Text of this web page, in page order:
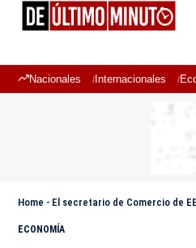
Nacionales Internacionales
Home - El secretario de Comercio de
ECONOMÍA